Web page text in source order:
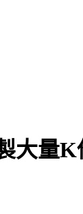
大量K